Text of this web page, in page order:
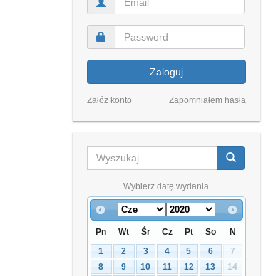
Zaloguj
Załóż konto Zapomniałem hasła
Wybierz datę wydania
Pn Wt Śr Cz Pt So
N
1
2 3 4 5 6
7
8
9 10 11 12 13
14